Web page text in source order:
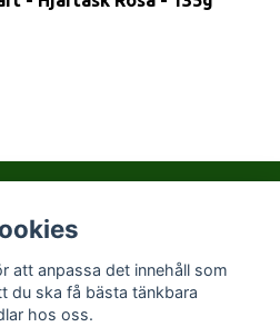
att anpassa det innehåll som
du ska få bästa tänkbara
hos oss.